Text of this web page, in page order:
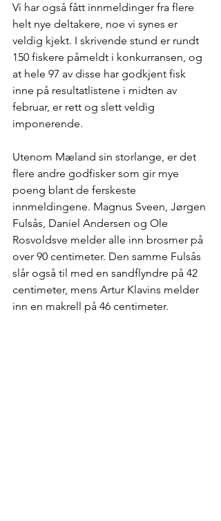
Vi har også fått innmeldinger fra flere
helt nye deltakere, noe vi synes er
veldig kjekt. I skrivende stund er rundt
150 fiskere påmeldt i konkurransen, og
at hele 97 av disse har godkjent fisk
inne på resultatlistene i midten av
februar, er rett og slett veldig
imponerende.
Utenom Mæland sin storlange, er det
flere andre godfisker som gir mye
poeng blant de ferskeste
innmeldingene. Magnus Sveen, Jørgen
Fulsås, Daniel Andersen og Ole
Rosvoldsve melder alle inn brosmer på
over 90 centimeter. Den samme Fulsås
slår også til med en sandflyndre på 42
centimeter, mens Artur Klavins melder
inn en makrell på 46 centimeter.